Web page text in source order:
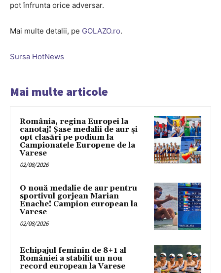
pot înfrunta orice adversar.
Mai multe detalii, pe GOLAZO.ro.
Sursa HotNews
Mai multe articole
România, regina Europei la
canotaj! Șase medalii de aur și
opt clasări pe podium la
Campionatele Europene de la
Varese
02/08/2026
O nouă medalie de aur pentru
sportivul gorjean Marian
Enache! Campion european la
Varese
02/08/2026
Echipajul feminin de 8+1 al
României a stabilit un nou
record european la Varese